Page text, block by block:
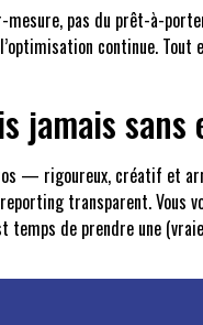
pas du prêt-à-
continue.
jamais
— rigoureux, créatif et
transparent. Vous
de prendre une